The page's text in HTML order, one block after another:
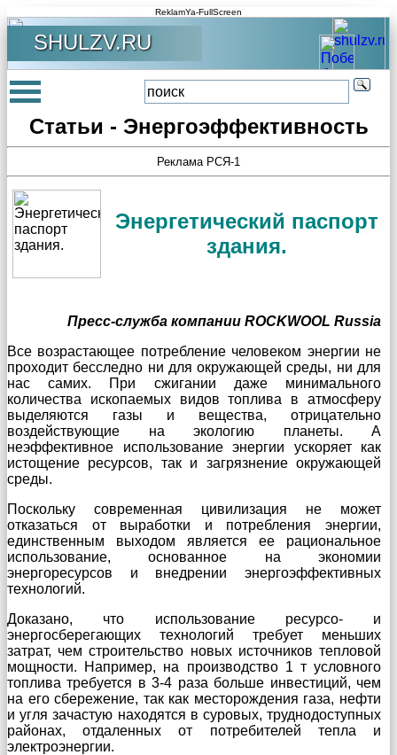
ReklamYa-FullScreen
SHULZV.RU
Статьи - Энергоэффективность
Реклама РСЯ-1
Энергетический паспорт
здания.
Пресс-служба компании ROCKWOOL Russia
Все возрастающее потребление человеком энергии не
проходит бесследно ни для окружающей среды, ни для
нас самих. При сжигании даже минимального
количества ископаемых видов топлива в атмосферу
выделяются газы и вещества, отрицательно
воздействующие на экологию планеты. А
неэффективное использование энергии ускоряет как
истощение ресурсов, так и загрязнение окружающей
среды.
Поскольку современная цивилизация не может
отказаться от выработки и потребления энергии,
единственным выходом является ее рациональное
использование, основанное на экономии
энергоресурсов и внедрении энергоэффективных
технологий.
Доказано, что использование ресурсо- и
энергосберегающих технологий требует меньших
затрат, чем строительство новых источников тепловой
мощности. Например, на производство 1 т условного
топлива требуется в 3-4 раза больше инвестиций, чем
на его сбережение, так как месторождения газа, нефти
и угля зачастую находятся в суровых, труднодоступных
районах, отдаленных от потребителей тепла и
электроэнергии.